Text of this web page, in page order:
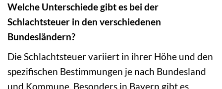
Welche Unterschiede gibt es bei der
Schlachtsteuer in den verschiedenen
Bundesländern?
Die Schlachtsteuer variiert in ihrer Höhe und den
spezifischen Bestimmungen je nach Bundesland
und Kommune. Besonders in Bayern gibt es